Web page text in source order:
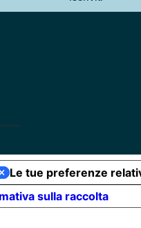
kristiandodaj
sulla raccolta
Le tue preferenze